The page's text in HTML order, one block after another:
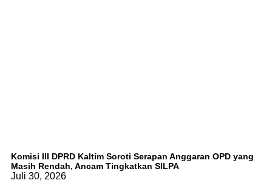
Komisi III DPRD Kaltim Soroti Serapan Anggaran OPD yang
Masih Rendah, Ancam Tingkatkan SILPA
Juli 30, 2026